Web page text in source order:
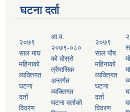
घटना दर्ता
२०७९
साल माघ
महिनाको
व्यक्तिगत
घटना
दर्ता
विवरण
आ.व.
२०७९-०८०
को दोस्रो
त्रैमासिक
अन्तर्गत
व्यक्तिगत
घटना दर्ताको
२०७९
साल पौष
महिनाको
व्यक्तिगत
घटना
दर्ता
विवरण